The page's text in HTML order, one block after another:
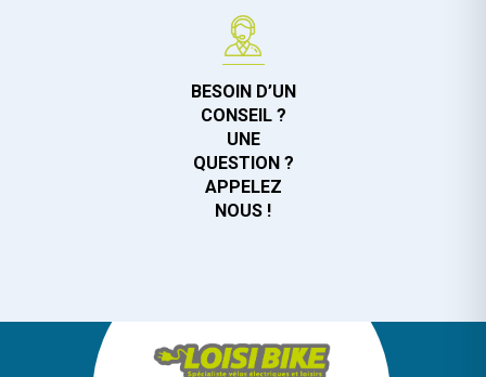
BESOIN D’UN
CONSEIL ?
UNE
QUESTION ?
APPELEZ
NOUS !